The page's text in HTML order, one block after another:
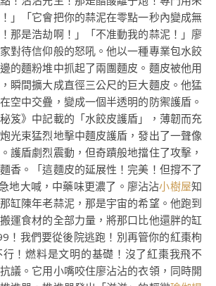
」「它會把你的蒜泥在零點一秒內變成無
那是浩劫啊！」「不准動我的蒜泥！」廖
對待信仰般的怒吼。他以一種專業包水餃
的麵粉堆中抓起了兩團麵皮。麵皮被他用
瞬間擴大成直徑三公尺的巨大麵皮。他猛
空中交疊，變成一個半透明的防禦護盾。
笈》中記載的「水餃皮護盾」，薄韌而充
光束猛烈地擊中麵皮護盾，發出了一聲像
護盾劇烈震動，但奇蹟般地擋住了攻擊，
香。「這麵皮的延展性！完美！但撐不了
地大喊，中藥味更濃了。廖沾沾小樹屋知
缸陳年老蒜泥，那是宇宙的希望。他跑到
運食材的全部力量，將那口比他還胖的缸
！我們要從後院逃跑！別再管你的紅棗枸
！燃料是文明的基礎！沒了紅棗我飛不
議。它用小嘴咬住廖沾沾的衣領，同時開